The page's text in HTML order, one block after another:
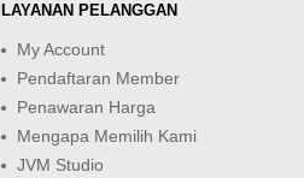
LAYANAN PELANGGAN
My Account
Pendaftaran Member
Penawaran Harga
Mengapa Memilih Kami
JVM Studio